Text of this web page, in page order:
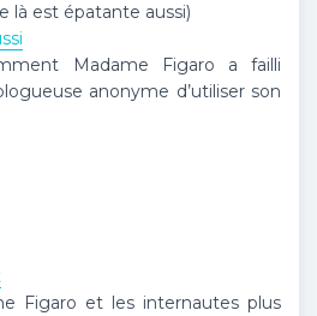
là est épatante aussi)
Madame Figaro a failli
anonyme d’utiliser son
Figaro et les internautes plus